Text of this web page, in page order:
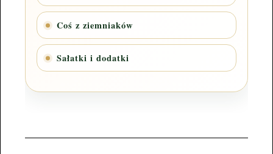
Coś z ziemniaków
Sałatki i dodatki